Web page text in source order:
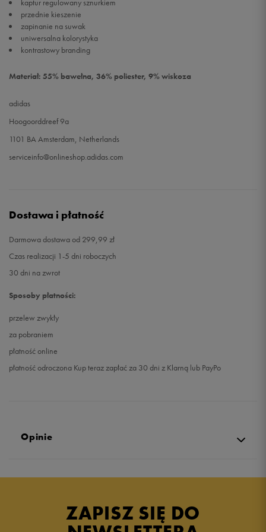
kaptur regulowany sznurkiem
przednie kieszenie
zapinanie na suwak
uniwersalna kolorystyka
kontrastowy branding
Materiał: 55% bawełna, 36% poliester, 9% wiskoza
adidas
Hoogoorddreef 9a
1101 BA Amsterdam, Netherlands
serviceinfo@onlineshop.adidas.com
Dostawa i płatność
Darmowa dostawa od 299,99 zł
Czas realizacji 1-5 dni roboczych
30 dni na zwrot
Sposoby płatności:
przelew zwykły
za pobraniem
płatność online
płatność odroczona Kup teraz zapłać za 30 dni z Klarną lub PayPo
Opinie
4.8
zebranych i zweryfikowanych przez
ZAPISZ SIĘ DO